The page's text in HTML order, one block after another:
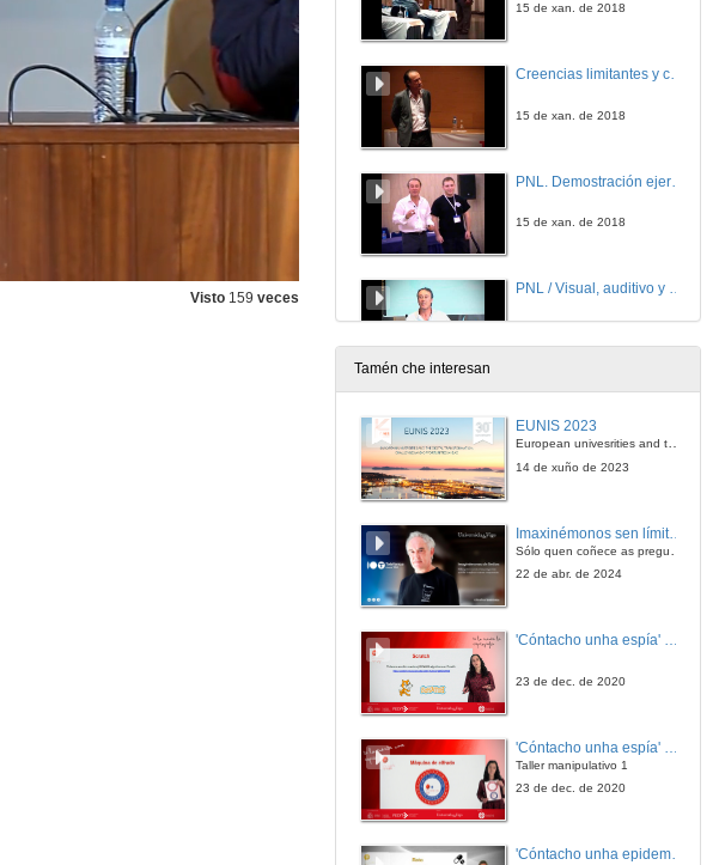
Visto 159 veces
15 de xan. de 2018
Creencias limitantes y creencias limitadoras.
15 de xan. de 2018
15 de xan. de 2018
PNL / Visual, auditivo y kinestésico
PNL. Cierre Congreso Ponte a Punto
15 de xan. de 2018
Tamén che interesan
EUNIS 2023
European univesrities and the digital transformation: challenges and opportunities ahead
14 de xuño de 2023
Sólo quen coñece as preguntas pode imaxinar novas respostas
22 de abr. de 2024
'Cóntacho unha espía' Reto
23 de dec. de 2020
Taller manipulativo 1
23 de dec. de 2020
'Cóntacho unha epidemióloga' Reto